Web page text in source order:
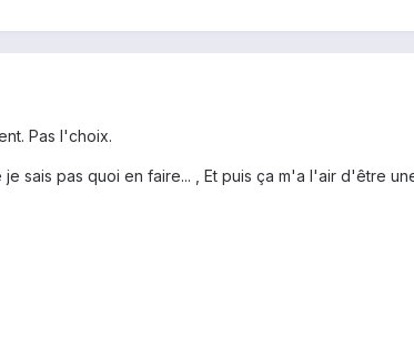
Pas l'choix.
sais pas quoi en faire... , Et puis ça m'a l'air d'être